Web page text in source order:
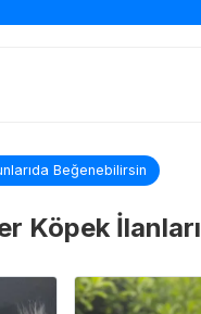
Beğenebilirsin
Köpek İlanları